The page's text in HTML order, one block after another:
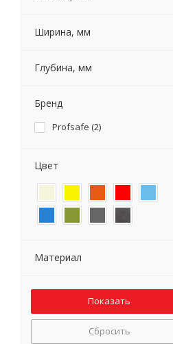
Ширина, мм
Глубина, мм
Бренд
Profsafe (2)
Цвет
Материал
Сбросить